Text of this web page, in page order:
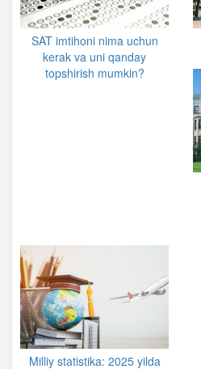
SAT imtihoni nima uchun
kerak va uni qanday
topshirish mumkin?
Milliy statistika: 2025 yilda